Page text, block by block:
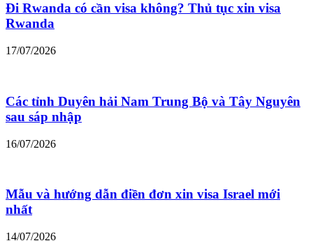
Đi Rwanda có cần visa không? Thủ tục xin visa
Rwanda
17/07/2026
Các tỉnh Duyên hải Nam Trung Bộ và Tây Nguyên
sau sáp nhập
16/07/2026
Mẫu và hướng dẫn điền đơn xin visa Israel mới
nhất
14/07/2026